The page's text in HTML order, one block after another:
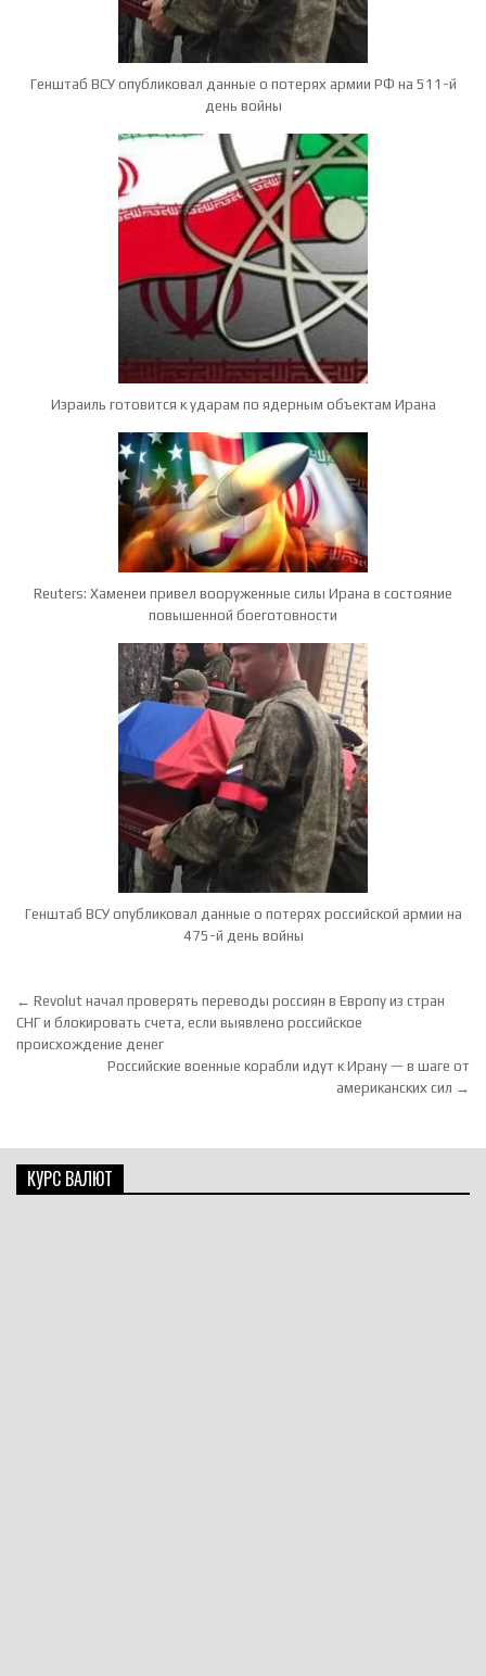
Генштаб ВСУ опубликовал данные о потерях армии РФ на 511-й
день войны
Израиль готовится к ударам по ядерным объектам Ирана
Reuters: Хаменеи привел вооруженные силы Ирана в состояние
повышенной боеготовности
Генштаб ВСУ опубликовал данные о потерях российской армии на
475-й день войны
Навигация по записям
← Revolut начал проверять переводы россиян в Европу из стран
СНГ и блокировать счета, если выявлено российское
происхождение денег
Российские военные корабли идут к Ирану — в шаге от
американских сил →
КУРС ВАЛЮТ